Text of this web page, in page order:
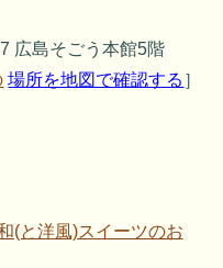
広島そごう本館5階
場所を地図で確認する ］
(と洋風)スイーツのお